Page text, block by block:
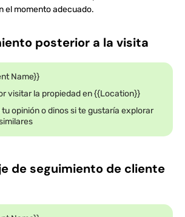
el momento adecuado.
posterior a la visita
Name}}
visitar la propiedad en {{Location}}
opinión o dinos si te gustaría explorar
de seguimiento de cliente